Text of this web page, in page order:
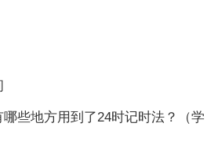
哪些地方用到了24时记时法？（学